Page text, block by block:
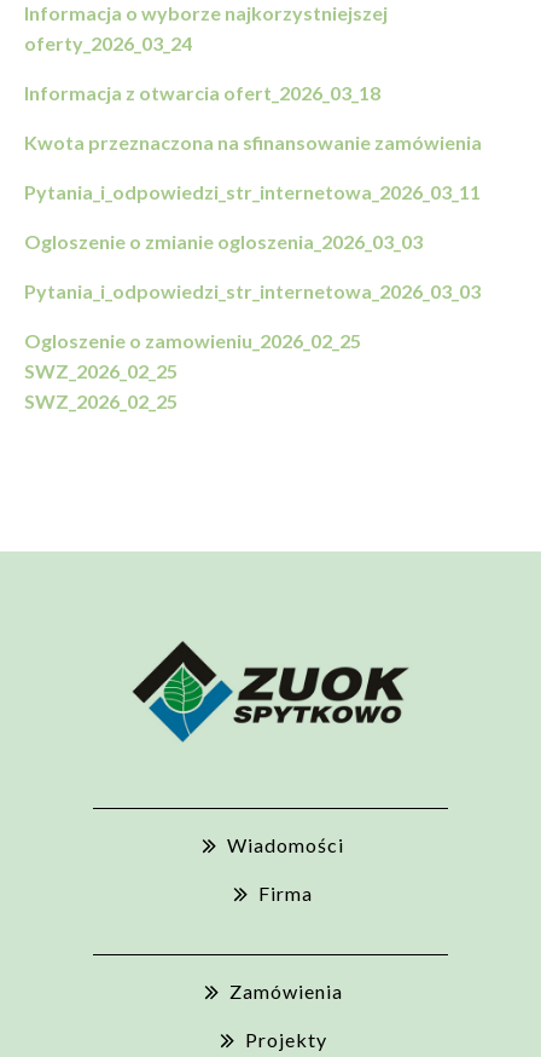
Informacja o wyborze najkorzystniejszej
oferty_2026_03_24
Informacja z otwarcia ofert_2026_03_18
Kwota przeznaczona na sfinansowanie zamówienia
Pytania_i_odpowiedzi_str_internetowa_2026_03_11
Ogloszenie o zmianie ogloszenia_2026_03_03
Pytania_i_odpowiedzi_str_internetowa_2026_03_03
Ogloszenie o zamowieniu_2026_02_25
SWZ_2026_02_25
SWZ_2026_02_25
Wiadomości
Firma
Zamówienia
Projekty